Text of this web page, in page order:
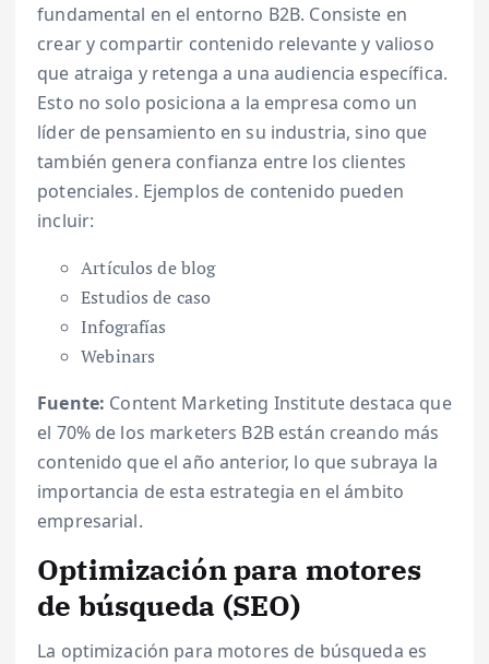
fundamental en el entorno B2B. Consiste en
crear y compartir contenido relevante y valioso
que atraiga y retenga a una audiencia específica.
Esto no solo posiciona a la empresa como un
líder de pensamiento en su industria, sino que
también genera confianza entre los clientes
potenciales. Ejemplos de contenido pueden
incluir:
Artículos de blog
Estudios de caso
Infografías
Webinars
Fuente: Content Marketing Institute destaca que
el 70% de los marketers B2B están creando más
contenido que el año anterior, lo que subraya la
importancia de esta estrategia en el ámbito
empresarial.
Optimización para motores
de búsqueda (SEO)
La optimización para motores de búsqueda es